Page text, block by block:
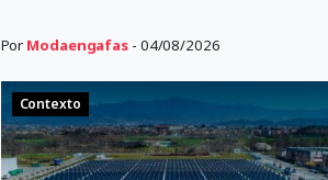
Por Modaengafas - 04/08/2026
Contexto